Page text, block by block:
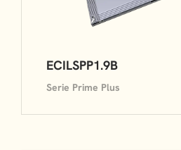
ECILSPP1.9B
Serie Prime Plus